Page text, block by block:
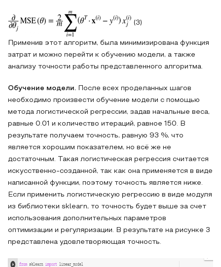
(3)
Применив этот алгоритм, была минимизирована функция
затрат и можно перейти к обучению модели, а также
анализу точности работы представленного алгоритма.
Обучение модели.
После всех проделанных шагов
необходимо произвести обучение модели с помощью
метода логистической регрессии, задав начальные веса,
равные 0.01 и количество итераций, равное 150. В
результате получаем точность, равную 93 %, что
является хорошим показателем, но всё же не
достаточным. Такая логистическая регрессия считается
искусственно-созданной, так как она применяется в виде
написанной функции, поэтому точность является ниже.
Если применить логистическую регрессию в виде модуля
из библиотеки sklearn, то точность будет выше за счет
использования дополнительных параметров
оптимизации и регуляризации. В результате на рисунке 3
представлена удовлетворяющая точность.